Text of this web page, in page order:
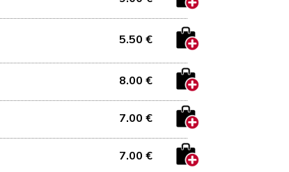
5.50 €
8.00 €
7.00 €
7.00 €